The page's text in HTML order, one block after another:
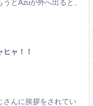
とAzuが外へ出ると、
ャ！！
さんに挨拶をされてい